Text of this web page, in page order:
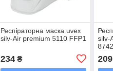
Респіраторна маска uvex
silv-Air premium 5110 FFP1
234₴
silv-
209